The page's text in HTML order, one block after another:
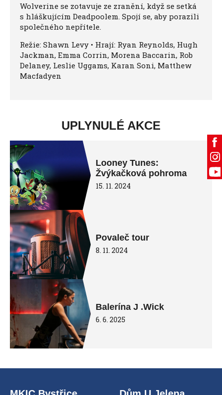
Wolverine se zotavuje ze zranění, když se setká
s hláškujícím Deadpoolem. Spojí se, aby porazili
společného nepřítele.
Režie: Shawn Levy • Hrají: Ryan Reynolds, Hugh
Jackman, Emma Corrin, Morena Baccarin, Rob
Delaney, Leslie Uggams, Karan Soni, Matthew
Macfadyen
UPLYNULÉ AKCE
Looney Tunes:
Žvýkačková pohroma
15. 11. 2024
Povaleč tour
8. 11. 2024
Balerína J .Wick
6. 6. 2025